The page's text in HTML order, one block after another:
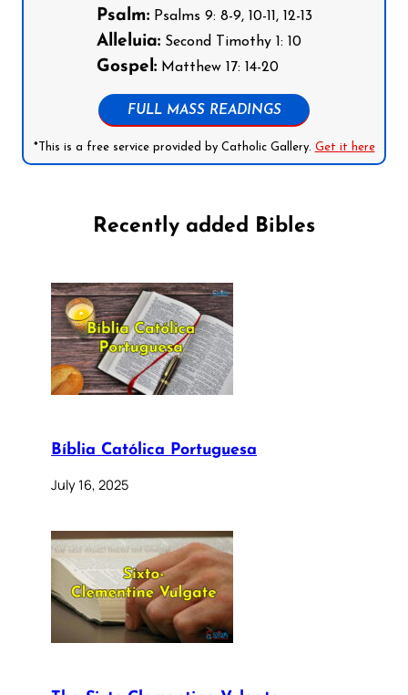
Psalm:Psalms 9: 8-9, 10-11, 12-13
Alleluia:Second Timothy 1: 10
Gospel:Matthew 17: 14-20
FULL MASS READINGS
*This is a free service provided by Catholic Gallery. Get it here
Recently added Bibles
Bíblia Católica Portuguesa
July 16, 2025